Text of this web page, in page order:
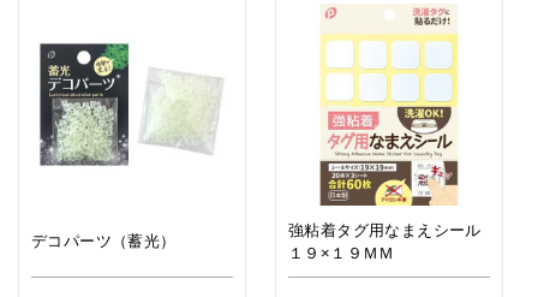
デコパーツ（蓄光）
強粘着タグ用なまえシール
１９×１９ＭＭ